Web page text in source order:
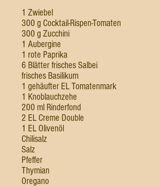
1 Zwiebel
300 g Cocktail-Rispen-Tomaten
​300 g Zucchini
1 Aubergine
1 rote Paprika
6 Blätter frisches Salbei
frisches Basilikum
1 gehäufter EL Tomatenmark
1 Knoblauchzehe
200 ml Rinderfond
2 EL Creme Double
1 EL Olivenöl
Chilisalz
Salz
Pfeffer
Thymian
Oregano